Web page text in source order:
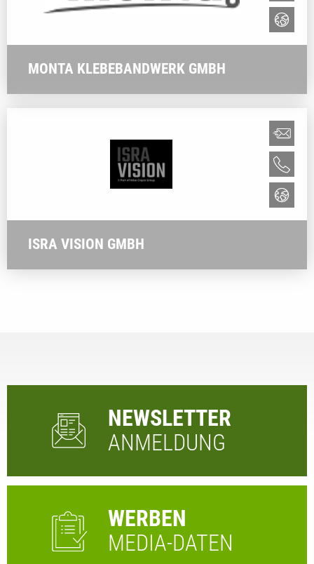
MONTA KLEBEBANDWERK GMBH
ISRA VISION GMBH
NEWSLETTER
ANMELDUNG
WERBEN
MEDIA-DATEN